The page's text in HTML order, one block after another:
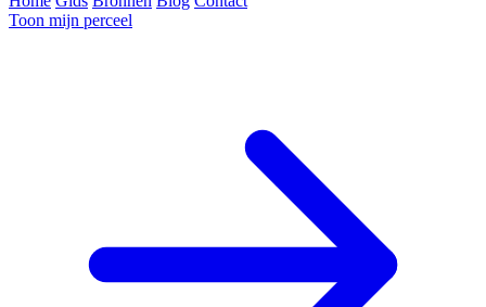
Toon mijn perceel